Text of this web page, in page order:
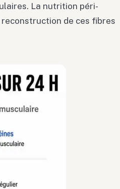
La nutrition péri-
de ces fibres